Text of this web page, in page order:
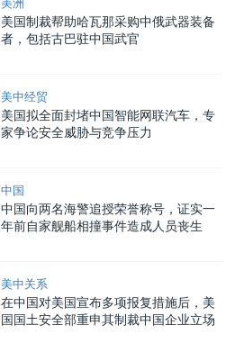
美洲
美国制裁帮助哈瓦那采购中俄武器装备
者，包括古巴驻中国武官
美中经贸
美国拟全面封堵中国智能网联汽车，专
家争论安全威胁与竞争压力
中国
中国向两名海警追授荣誉称号，证实一
年前自家舰船相撞事件造成人员丧生
美中关系
在中国对美国宣布多项报复措施后，美
国国土安全部重申其制裁中国企业立场